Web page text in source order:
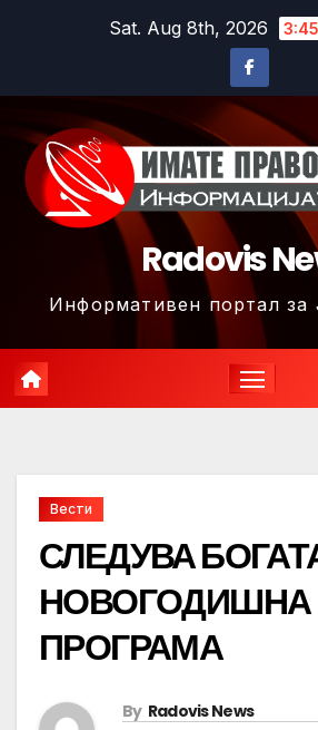
Sat. Aug 8th, 2026
Radovis
Информативен портал за
Вести
СЛЕДУВА
НОВОГОДИШНА
ПРОГРАМА
By Radovis News